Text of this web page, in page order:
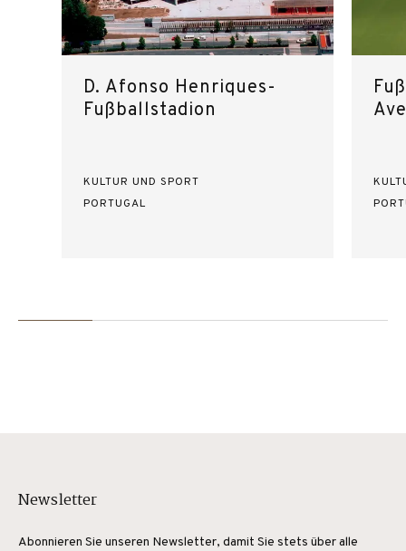
D. Afonso Henriques-
Fußballstadion
KULTUR UND SPORT
PORTUGAL
Newsletter
Abonnieren Sie unseren Newsletter, damit Sie stets über alle